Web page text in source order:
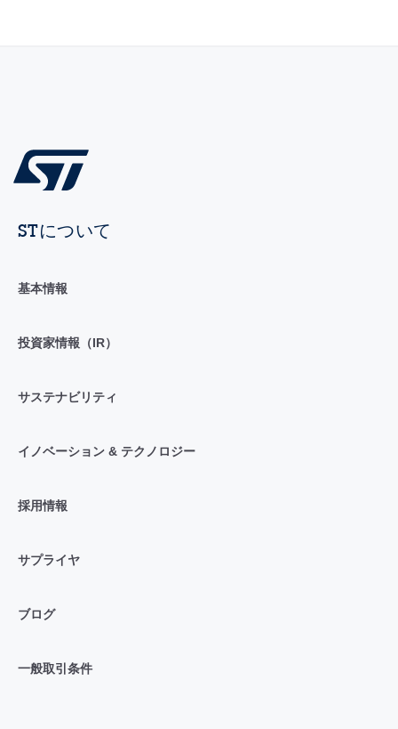
STについて
基本情報
投資家情報（IR）
サステナビリティ
イノベーション & テクノロジー
採用情報
サプライヤ
ブログ
一般取引条件